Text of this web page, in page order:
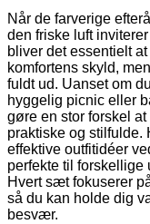
Når de farverige
den friske luft
bliver det essentielt
komfortens skyld,
fuldt ud. Uanset om
hyggelig picnic eller
gøre en stor forskel
praktiske og stilfulde.
effektive outfitidéer
perfekte til forskellige
Hvert sæt fokuserer
så du kan holde dig
besvær.